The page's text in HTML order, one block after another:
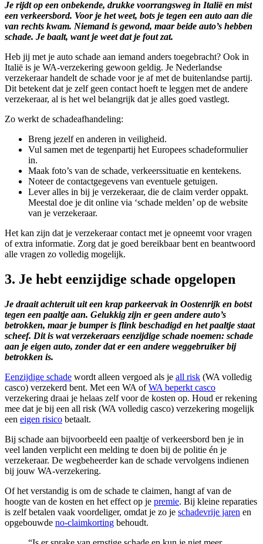
Je rijdt op een onbekende, drukke voorrangsweg in Italië en mist
een verkeersbord. Voor je het weet, bots je tegen een auto aan die
van rechts kwam. Niemand is gewond, maar beide auto’s hebben
schade. Je baalt, want je weet dat je fout zat.
Heb jij met je auto schade aan iemand anders toegebracht? Ook in
Italië is je WA-verzekering gewoon geldig. Je Nederlandse
verzekeraar handelt de schade voor je af met de buitenlandse partij.
Dit betekent dat je zelf geen contact hoeft te leggen met de andere
verzekeraar, al is het wel belangrijk dat je alles goed vastlegt.
Zo werkt de schadeafhandeling:
Breng jezelf en anderen in veiligheid.
Vul samen met de tegenpartij het Europees schadeformulier
in.
Maak foto’s van de schade, verkeerssituatie en kentekens.
Noteer de contactgegevens van eventuele getuigen.
Lever alles in bij je verzekeraar, die de claim verder oppakt.
Meestal doe je dit online via ‘schade melden’ op de website
van je verzekeraar.
Het kan zijn dat je verzekeraar contact met je opneemt voor vragen
of extra informatie. Zorg dat je goed bereikbaar bent en beantwoord
alle vragen zo volledig mogelijk.
3. Je hebt eenzijdige schade opgelopen
Je draait achteruit uit een krap parkeervak in Oostenrijk en botst
tegen een paaltje aan. Gelukkig zijn er geen andere auto’s
betrokken, maar je bumper is flink beschadigd en het paaltje staat
scheef. Dit is wat verzekeraars eenzijdige schade noemen: schade
aan je eigen auto, zonder dat er een andere weggebruiker bij
betrokken is.
Eenzijdige schade wordt alleen vergoed als je all risk (WA volledig
casco) verzekerd bent. Met een WA ofWA beperkt casco
verzekering draai je helaas zelf voor de kosten op. Houd er rekening
mee dat je bij een all risk (WA volledig casco) verzekering mogelijk
een eigen risico betaalt.
Bij schade aan bijvoorbeeld een paaltje of verkeersbord ben je in
veel landen verplicht een melding te doen bij de politie én je
verzekeraar. De wegbeheerder kan de schade vervolgens indienen
bij jouw WA-verzekering.
Of het verstandig is om de schade te claimen, hangt af van de
hoogte van de kosten en het effect op je premie. Bij kleine reparaties
is zelf betalen vaak voordeliger, omdat je zo je schadevrije jaren en
opgebouwde no-claimkorting behoudt.